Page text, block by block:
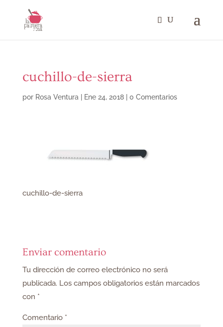
cuchillo-de-sierra
por Rosa Ventura Ene 24, 2018| 0 Comentarios
cuchillo-de-sierra
Enviar comentario
Tu dirección de correo electrónico no será
publicada. Los campos obligatorios están marcados
con *
Comentario *